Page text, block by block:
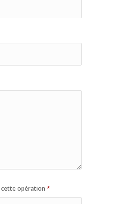
cette opération*